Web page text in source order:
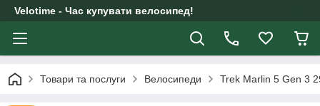
Velotime - Час купувати велосипед!
Товари та послуги Велосипеди Trek Marlin 5 Gen 3